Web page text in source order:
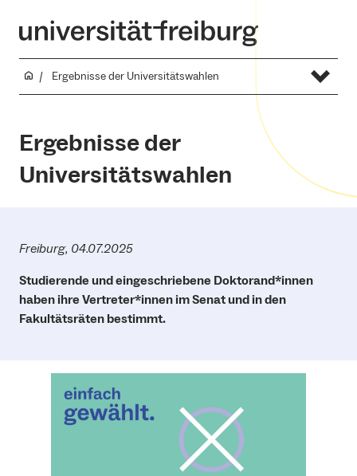
Ergebnisse der Universitätswahlen
Ergebnisse der
Universitätswahlen
Freiburg, 04.07.2025
Studierende und eingeschriebene Doktorand*innen
haben ihre Vertreter*innen im Senat und in den
Fakultätsräten bestimmt.